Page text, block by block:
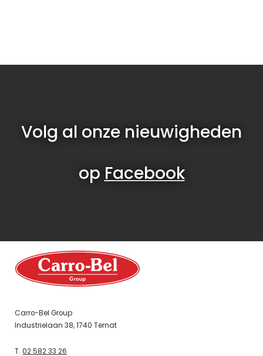
Volg al onze nieuwigheden
op Facebook
Carro-Bel Group
Industrielaan 38, 1740 Ternat
T.02 582 33 26